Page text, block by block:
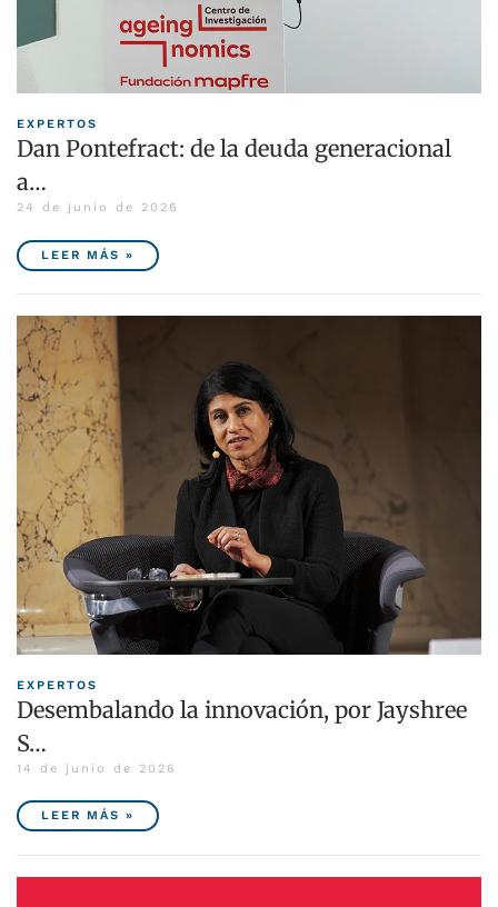
EXPERTOS
Dan Pontefract: de la deuda generacional
a…
24 de junio de 2026
LEER MÁS »
EXPERTOS
Desembalando la innovación, por Jayshree
S…
14 de junio de 2026
LEER MÁS »